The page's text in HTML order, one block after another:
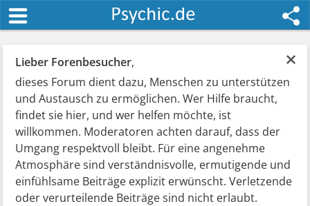
×
Lieber Forenbesucher,
dieses Forum dient dazu, Menschen zu unterstützen
und Austausch zu ermöglichen. Wer Hilfe braucht,
findet sie hier, und wer helfen möchte, ist
willkommen. Moderatoren achten darauf, dass der
Umgang respektvoll bleibt. Für eine angenehme
Atmosphäre sind verständnisvolle, ermutigende und
einfühlsame Beiträge explizit erwünscht. Verletzende
oder verurteilende Beiträge sind nicht erlaubt.